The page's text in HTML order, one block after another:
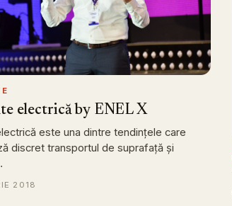
electrică by ENEL X
este una dintre tendinţele care
discret transportul de suprafaţă şi
2018